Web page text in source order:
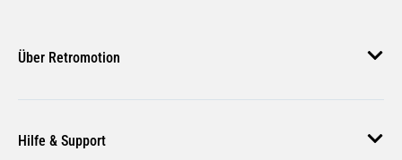
Über Retromotion
Unsere Jobs
Hilfe & Support